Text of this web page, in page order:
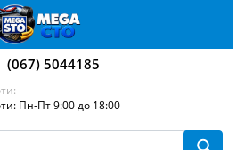
(067) 5044185
Пн-Пт 9:00 до 18:00